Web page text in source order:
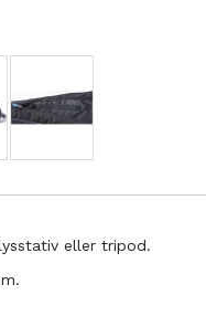
eller tripod.